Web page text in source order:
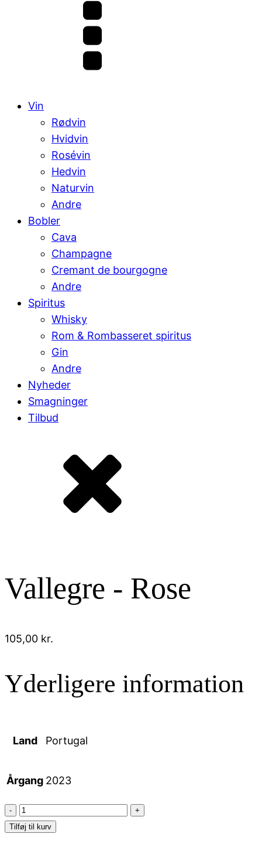
Vin
Rødvin
Hvidvin
Rosévin
Hedvin
Naturvin
Andre
Bobler
Cava
Champagne
Cremant de bourgogne
Andre
Spiritus
Whisky
Rom & Rombasseret spiritus
Gin
Andre
Nyheder
Smagninger
Tilbud
Vallegre - Rose
105,00 kr.
Yderligere information
Land Portugal
Årgang 2023
Vallegre
-
Tilføj til kurv